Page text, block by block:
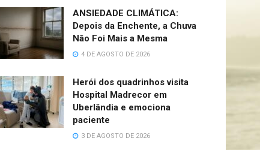
ANSIEDADE CLIMÁTICA:
Depois da Enchente, a Chuva
Não Foi Mais a Mesma
4 DE AGOSTO DE 2026
Herói dos quadrinhos visita
Hospital Madrecor em
Uberlândia e emociona
paciente
3 DE AGOSTO DE 2026